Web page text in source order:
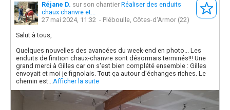
Réjane D. sur son chantier Réaliser des enduits
chaux chanvre et...
27 mai 2024, 11:32 - Pléboulle, Côtes-d'Armor (22)
Salut à tous,
Quelques nouvelles des avancées du week-end en photo... Les
enduits de finition chaux-chanvre sont désormais terminés!!! Une
grand merci à Gilles car on s'est bien complété ensemble : Gilles
envoyait et moi je fignolais. Tout ça autour d'échanges riches. Le
chemin est...Afficher la suite